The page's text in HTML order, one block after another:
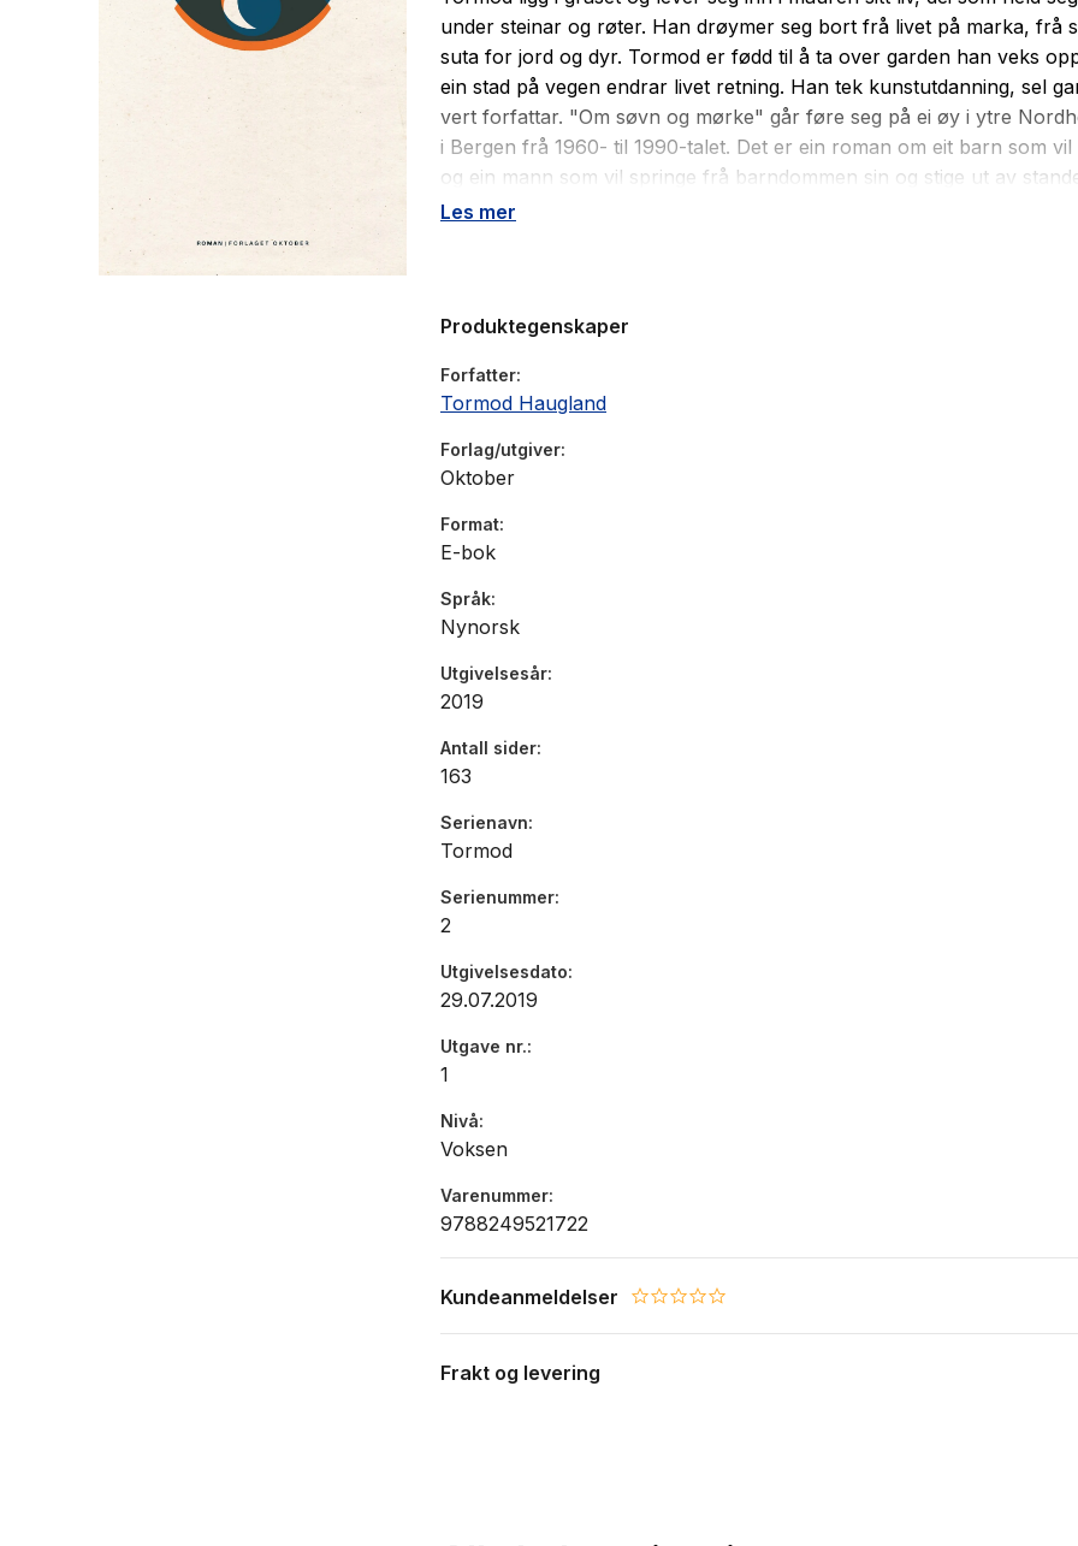
under steinar og røter. Han drøymer seg bort frå livet på marka, frå
suta for jord og dyr. Tormod er fødd til å ta over garden han veks
ein stad på vegen endrar livet retning. Han tek kunstutdanning, sel
vert forfattar. "Om søvn og mørke" går føre seg på ei øy i ytre
i Bergen frå 1960- til 1990-talet. Det er ein roman om eit barn som vil
og ein mann som vil springe frå barndommen sin og stige ut av
vakse inn i. Det handlar om draumar, ansvar og fridom, og om å bryte
Les mer
Produktegenskaper
Forfatter
Tormod Haugland
Forlag/utgiver
Oktober
Format
E-bok
Språk
Nynorsk
Utgivelsesår
2019
Antall sider
163
Serienavn
Tormod
Serienummer
2
Utgivelsesdato
29.07.2019
Utgave nr.
1
Nivå
Voksen
Varenummer
9788249521722
Kundeanmeldelser 0.0 star rating
Frakt og levering